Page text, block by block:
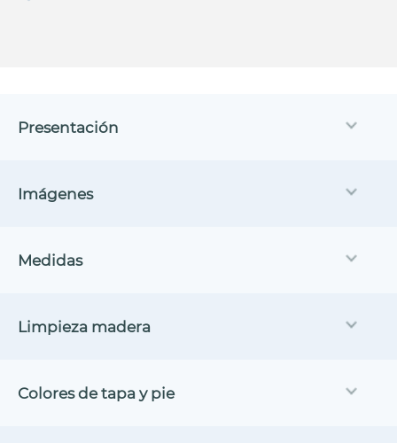
Presentación
Imágenes
Medidas
Limpieza madera
Colores de tapa y pie